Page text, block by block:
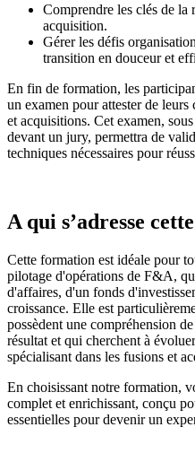
Comprendre les clés de la
acquisition.
Gérer les défis
transition en douceur et
En fin de formation, les
un examen pour attester de
et acquisitions. Cet examen,
devant un jury, permettra de
techniques nécessaires pour
A qui s’adresse
Cette formation est idéale pour
pilotage d'opérations de F&A,
d'affaires, d'un fonds
croissance. Elle est
possèdent une compréhension
résultat et qui cherchent à
spécialisant dans les fusions et
En choisissant notre formation,
complet et enrichissant, conçu
essentielles pour devenir un